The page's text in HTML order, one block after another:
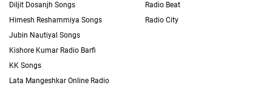
Diljit Dosanjh Songs
Himesh Reshammiya Songs
Jubin Nautiyal Songs
Kishore Kumar Radio Barfi
KK Songs
Lata Mangeshkar Online Radio
Radio Beat
Radio City